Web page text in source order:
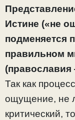
Истине («не
подменяется
правильном
Так как
ощущение, не
критический,